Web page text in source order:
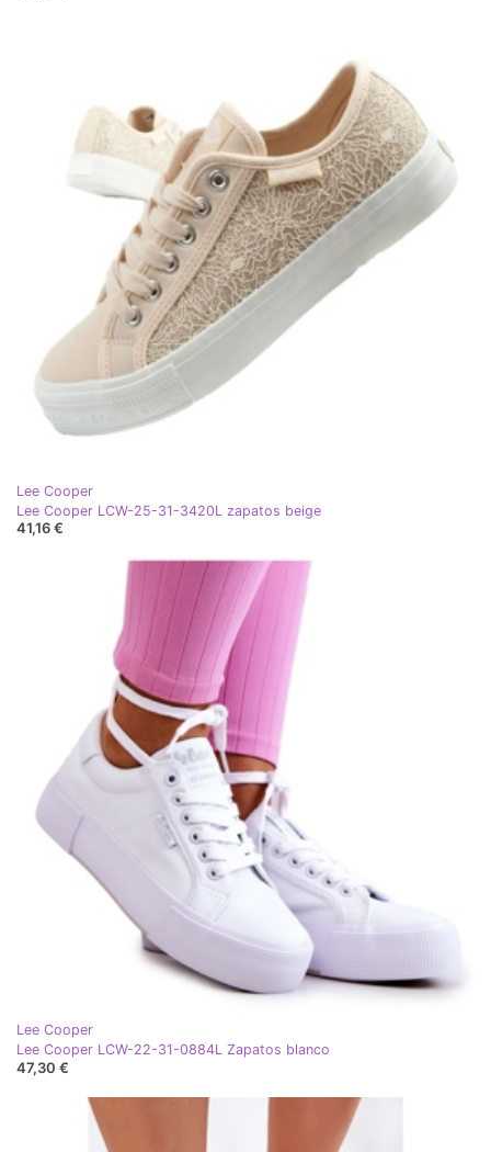
Lee Cooper
Lee Cooper LCW-25-31-3420L zapatos beige
41,16 €
Lee Cooper
Lee Cooper LCW-22-31-0884L Zapatos blanco
47,30 €